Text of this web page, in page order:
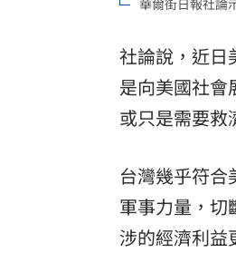
社論說，近日
是向美國社會
或只是需要救
台灣幾乎符
軍事力量，切
涉的經濟利益